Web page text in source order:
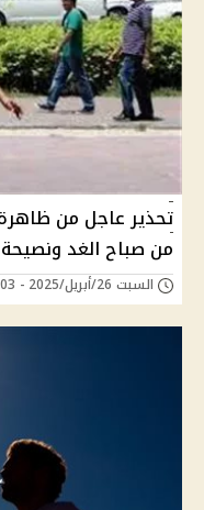
تحذير عاجل من
من صباح الغد
السبت 26/أبريل/2025 - 11:03 ص